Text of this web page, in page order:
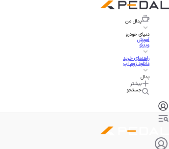
پدال من
دنیای خودرو
آموزش
ویدئو
راهنمای خرید
دانلود زوم اپ
پدال
بیشتر
جستجو